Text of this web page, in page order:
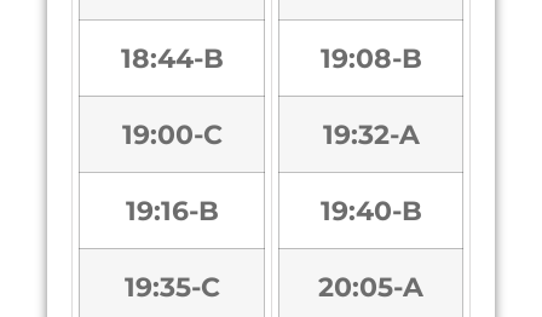
18:44-B
19:00-C
19:16-B
19:35-C
19:08-B
19:32-A
19:40-B
20:05-A